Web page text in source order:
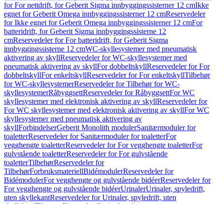
for For nettdrift, for Geberit Sigma innbyggingssisterner 12 cmIkke
egnet for Geberit Omega innbyggingssisterner 12 cmReservedeler
for Ikke egnet for Geberit Omega innbyggingssisterner 12 cmFor
batteridrift, for Geberit Sigma innbyggingssisterne 12
cmReservedeler for For batteridrift, for Geberit Sigma
innbyggingssisterne 12 cmWC-skyllesystemer med pneumatisk
aktivering av skyllReservedeler for WC-skyllesystemer med
pneumatisk aktivering av skyllFor dobbeltskyllReservedeler for For
dobbeltskyllFor enkeltskyllReservedeler for For enkeltskyllTilbehør
for WC-skyllesystemerReservedeler for Tilbehør for WC-
skyllesystemerRåbyggsettReservedeler for RåbyggsettFor WC
skyllesystemer med elektronisk aktivering av skyllReservedeler for
For WC skyllesystemer med elektronisk aktivering av skyllFor WC
skyllesystemer med pneumatisk aktivering av
skyllForbindelserGeberit Monolith modulerSanitærmoduler for
toaletterReservedeler for Sanitærmoduler for toaletterFor
vegghengte toaletterReservedeler for For vegghengte toaletterFor
gulvstående toaletterReservedeler for For gulvstående
toaletterTilbehørReservedeler for
TilbehørForbruksmateriellBidémodulerReservedeler for
BidémodulerFor vegghengte og gulvstående bidéerReservedeler for
For vegghengte og gulvstående bidéerUrinalerUrinaler, spyledrift,
uten skyllekantReservedeler for Urinaler, spyledrift, uten